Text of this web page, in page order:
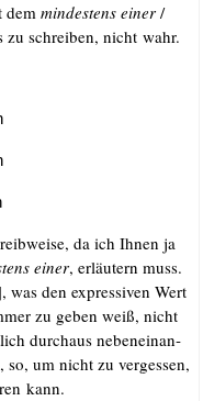
demmin­des­tens einer/​
schrei­ben, nicht wahr.
da ich Ihnen ja
einer, erläu­tern muss.
was den expres­si­ven Wert
zu geben weiß, nicht
durch­aus neben­ein­an­
so, um nicht zu ver­ges­sen,
kann.